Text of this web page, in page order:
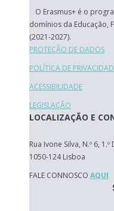
O Erasmus+ é o
domínios da Educação,
(2021-2027).
PROTEÇÃO DE DADOS
POLÍTICA DE
ACESSIBILIDADE
LEGISLAÇÃO
LOCALIZAÇÃO E
Rua Ivone Silva, N.º 6, 1.º
1050-124 Lisboa
FALE CONNOSCO AQUI